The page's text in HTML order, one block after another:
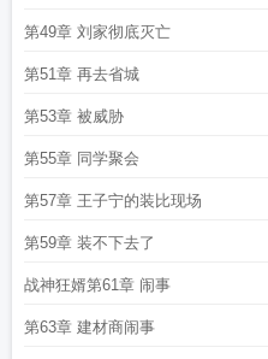
第49章 刘家彻底灭亡
第51章 再去省城
第53章 被威胁
第55章 同学聚会
第57章 王子宁的装比现场
第59章 装不下去了
战神狂婿第61章 闹事
第63章 建材商闹事